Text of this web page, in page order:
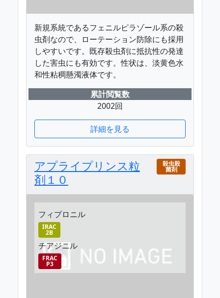
新規系統であるフェニルピラゾール系の殺
虫剤なので、ローテーション防除にも採用
しやすいです。既存殺虫剤に抵抗性の発達
した害虫にも有効です。性状は、淡黄色水
和性粘稠懸濁液体です。
累計閲覧数
2002回
詳細を見る
アプライプリンス粒
剤１０
殺虫殺
菌剤
フィプロニル
IRAC
2B
チアジニル
FRAC
P3